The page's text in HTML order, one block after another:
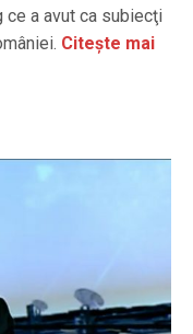
ce a avut ca subiecţi
Citește mai